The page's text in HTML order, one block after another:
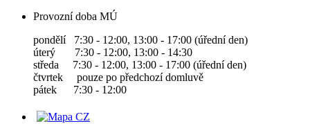
Provozní doba MÚ
pondělí 7:30 - 12:00, 13:00 - 17:00 (úřední den)
úterý 7:30 - 12:00, 13:00 - 14:30
středa 7:30 - 12:00, 13:00 - 17:00 (úřední den)
čtvrtek pouze po předchozí domluvě
pátek 7:30 - 12:00